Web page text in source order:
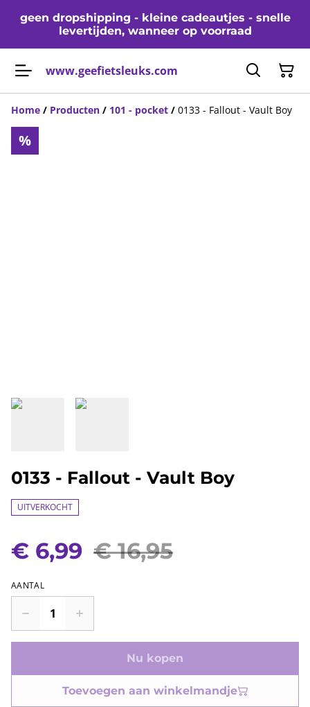
geen dropshipping - kleine cadeautjes - snelle
levertijden, wanneer op voorraad
www.geefietsleuks.com
Home / Producten / 101 - pocket / 0133 - Fallout - Vault Boy
%
0133 - Fallout - Vault Boy
UITVERKOCHT
€ 6,99 € 16,95
AANTAL
Nu kopen
Toevoegen aan winkelmandje